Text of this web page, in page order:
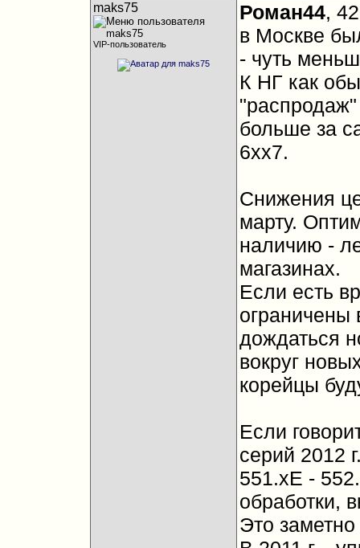
maks75
VIP-пользователь
Роман44,
в Москве
- чуть
К НГ как
"распродаж"
больше за
6хх7.
Снижения
марту.
наличию -
магазинах.
Если есть
дождаться
вокруг
корейцы
Если
серий 2012
551.xE -
обработки,
Это заметно